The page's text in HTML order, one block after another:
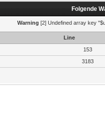
Folgende
Warning [2] Undefined array key
Line
153
3183